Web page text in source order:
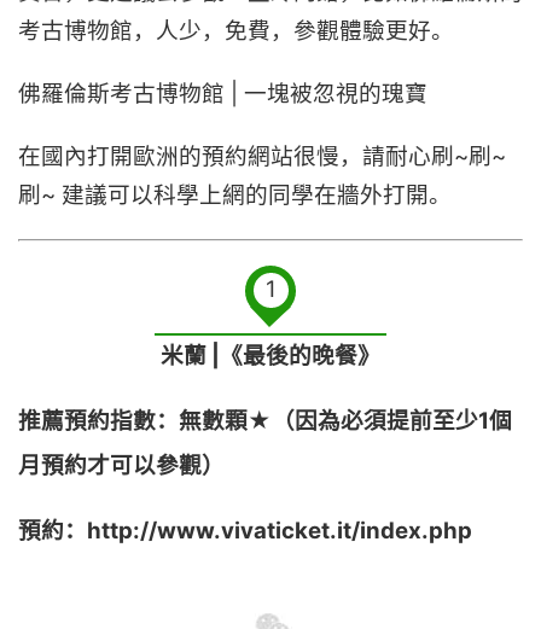
考古博物館，人少，免費，參觀體驗更好。
佛羅倫斯考古博物館 | 一塊被忽視的瑰寶
在國內打開歐洲的預約網站很慢，請耐心刷~刷~
刷~ 建議可以科學上網的同學在牆外打開。
1
米蘭 |《最後的晚餐》
推薦預約指數：無數顆★ （因為必須提前至少1個
月預約才可以參觀）
預約：http://www.vivaticket.it/index.php